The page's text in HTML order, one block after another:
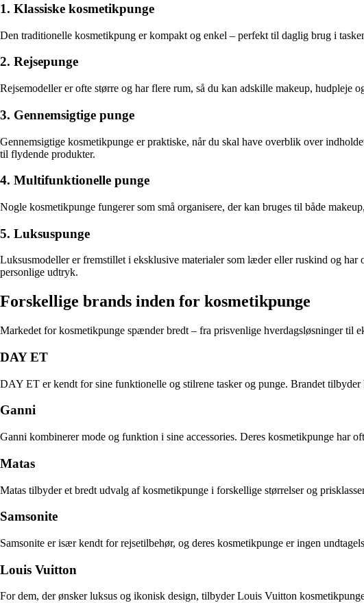
1. Klassiske kosmetikpunge
Den traditionelle kosmetikpung er kompakt og enkel – perfekt til daglig brug i
2. Rejsepunge
Rejsemodeller er ofte større og har flere rum, så du kan adskille makeup, hudpleje
3. Gennemsigtige punge
Gennemsigtige kosmetikpunge er praktiske, når du skal have overblik over
til flydende produkter.
4. Multifunktionelle punge
Nogle kosmetikpunge fungerer som små organisere, der kan bruges til både
5. Luksuspunge
Luksusmodeller er fremstillet i eksklusive materialer som læder eller ruskind og
personlige udtryk.
Forskellige brands inden for kosmetikpunge
Markedet for kosmetikpunge spænder bredt – fra prisvenlige hverdagsløsninger til
DAY ET
DAY ET er kendt for sine funktionelle og stilrene tasker og punge. Brandet
Ganni
Ganni kombinerer mode og funktion i sine accessories. Deres kosmetikpunge har
Matas
Matas tilbyder et bredt udvalg af kosmetikpunge i forskellige størrelser og
Samsonite
Samsonite er især kendt for rejsetilbehør, og deres kosmetikpunge er ingen
Louis Vuitton
For dem, der ønsker luksus og ikonisk design, tilbyder Louis Vuitton